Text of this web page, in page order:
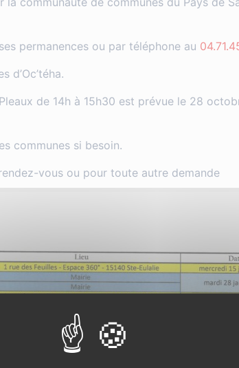
permanences ou par téléphone au
d’Oc’téha.
de 14h à 15h30 est prévue le 28
communes si besoin.
vous ou pour toute autre demande